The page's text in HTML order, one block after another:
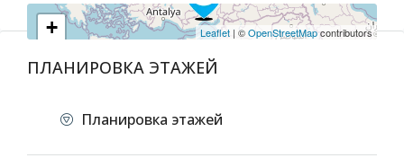
+
Leaflet | ©OpenStreetMapcontributors
ПЛАНИРОВКА ЭТАЖЕЙ
Планировка этажей